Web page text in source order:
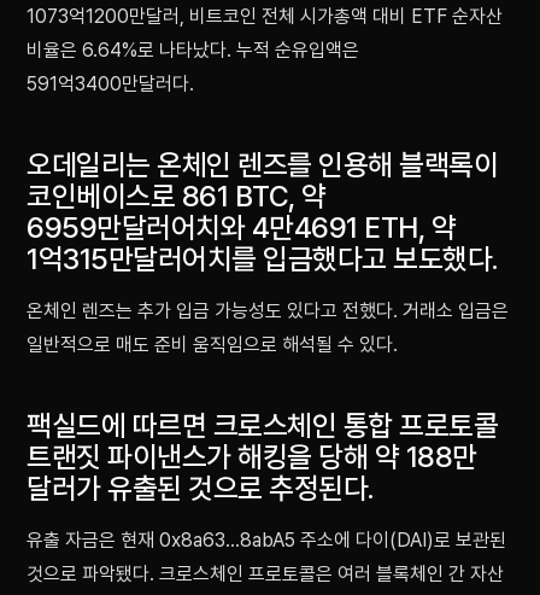
1073억1200만달러, 비트코인 전체 시가총액 대비 ETF 순자산
비율은 6.64%로 나타났다. 누적 순유입액은
591억3400만달러다.
오데일리는 온체인 렌즈를 인용해 블랙록이
코인베이스로 861 BTC, 약
6959만달러어치와 4만4691 ETH, 약
1억315만달러어치를 입금했다고 보도했다.
온체인 렌즈는 추가 입금 가능성도 있다고 전했다. 거래소 입금은
일반적으로 매도 준비 움직임으로 해석될 수 있다.
팩실드에 따르면 크로스체인 통합 프로토콜
트랜짓 파이낸스가 해킹을 당해 약 188만
달러가 유출된 것으로 추정된다.
유출 자금은 현재 0x8a63…8abA5 주소에 다이(DAI)로 보관된
것으로 파악됐다. 크로스체인 프로토콜은 여러 블록체인 간 자산